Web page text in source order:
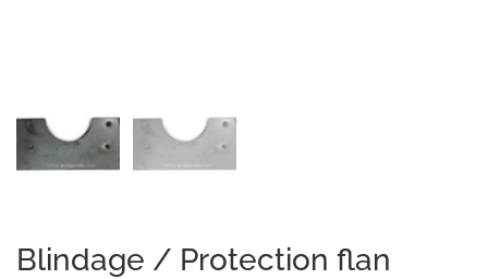
Blindage / Protection flan